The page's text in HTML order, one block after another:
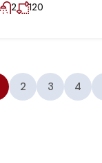
2 120
2 3 4